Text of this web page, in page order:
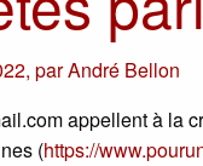
,parAndré Bellon
appellent à la
(https://